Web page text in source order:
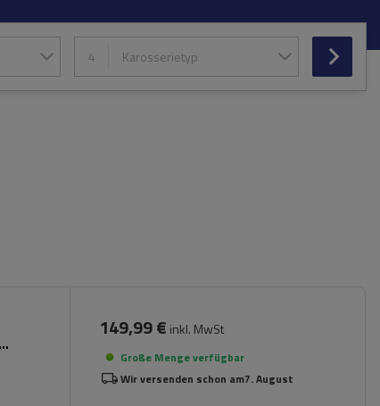
4 Karosserietyp
149,99 € inkl. MwSt
Große Menge verfügbar
Wir versenden schon am7. August